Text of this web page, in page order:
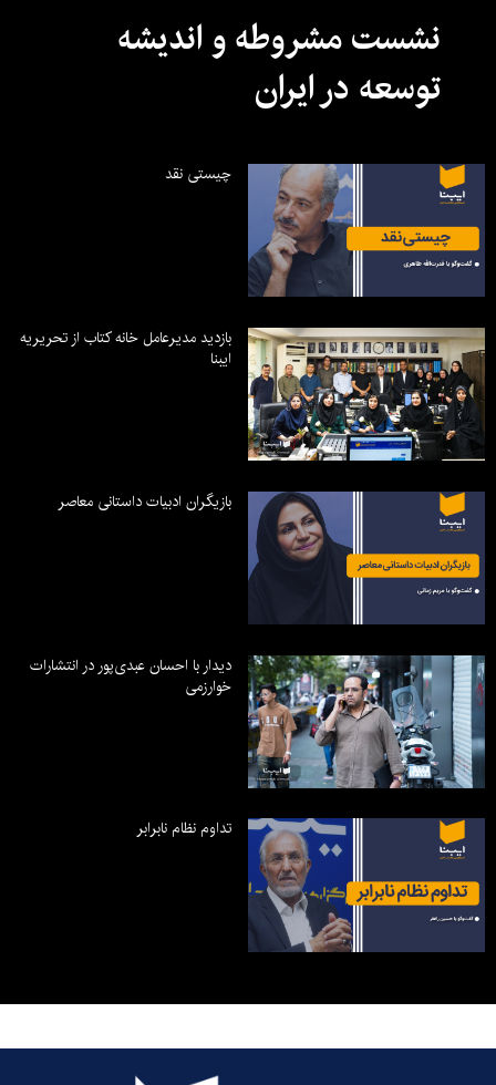
نشست مشروطه و اندیشه
توسعه در ایران
چیستی نقد
بازدید مدیرعامل خانه کتاب از تحریریه
ایبنا
بازیگران ادبیات داستانی معاصر
دیدار با احسان عبدی‌پور در انتشارات
خوارزمی
تداوم نظام نابرابر